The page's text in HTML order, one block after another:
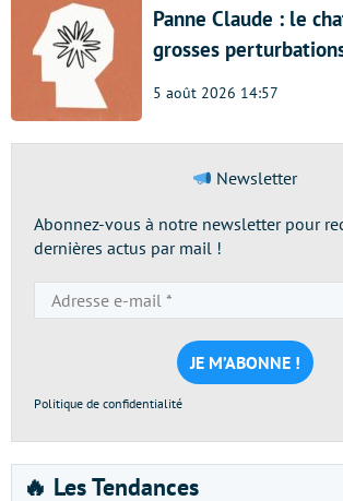
Panne Claude : le
grosses
5 août 2026 14:57
Newsletter
Abonnez-vous à notre newsletter pour
dernières actus par mail !
e-
mail
*
Politique de confidentialité
🔥 Les Tendances